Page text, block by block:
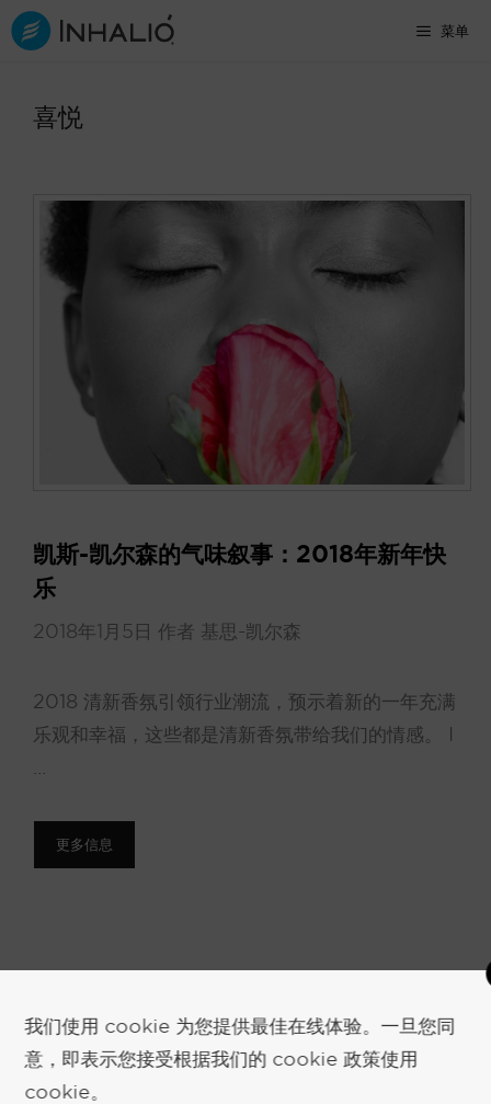
跳
至
菜单
喜悦
凯斯-凯尔森的气味叙事：2018年新年快
乐
2018年1月5日 作者 基思-凯尔森
2018 清新香氛引领行业潮流，预示着新的一年充满
乐观和幸福，这些都是清新香氛带给我们的情感。 I
更多信息
索取更多信息
我们使用 cookie 为您提供最佳在线体验。一旦您同
意，即表示您接受根据我们的 cookie 政策使用
cookie。